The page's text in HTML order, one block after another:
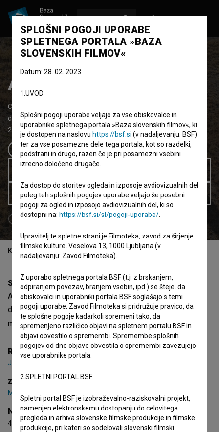
Arheo
Celovečerni igrani film
drama
2011
Slovenija
Kupi ogled 5.99 EUR
Brezplačno za člane knjižnic
Kazalo
Sinopsis
Arheo je potovanje treh ljudi in enega planeta. Potovanje
drug proti drugemu, potovanje v središče stvari. Archo je
molitev.
Režija
Jan Cvitkovič
zasedba
Medea Novak
Nagrade
4 nagrade
SPLOŠNI POGOJI UPORABE
SPLETNEGA PORTALA »BAZA
SLOVENSKIH FILMOV«
Datum: 28. 02. 2023
1.UVOD
Splošni pogoji uporabe veljajo za vse obiskovalce in
uporabnike spletnega portala »Baza slovenskih filmov«, ki
je dostopen na naslovu https://bsf.si (v nadaljevanju: BSF)
ter za vse posamezne dele tega portala, kot so razdelki,
podstrani in drugo, razen če je pri posamezni vsebini
izrecno določeno drugače.
Za dostop do storitev ogleda in izposoje avdiovizualnih del
poleg teh splošnih pogojev uporabe veljajo še posebni
pogoji za ogled in izposojo avdiovizualnih del, ki so
dostopni na: https://bsf.si/sl/pogoji-uporabe/
Upravitelj te spletne strani je Filmoteka, zavod za širjenje
filmske kulture, Veselova 13, 1000 Ljubljana (v
nadaljevanju: Zavod Filmoteka).
Z uporabo spletnega portala BSF (t.j. z brskanjem,
odpiranjem povezav, branjem vsebin, ipd.) se šteje, da
obiskovalci in uporabniki portala BSF soglašajo s temi
pogoji uporabe. Zavod Filmoteka si pridružuje pravico, da
te splošne pogoje kadarkoli spremeni tako, da
spremenjeno različico objavi na spletnem portalu BSF in
objavi obvestilo o spremembi. Spremembe splošnih
pogojev od dne objave obvestila o spremembi zavezujejo
vse uporabnike portala.
2.SPLETNI PORTAL BSF
Spletni portal BSF je izobraževalno-raziskovalni projekt,
namenjen elektronskemu dostopanju do celovitega
pregleda in arhiva slovenske filmske produkcije in filmske
produkcije, pri kateri so sodelovali slovenski filmski